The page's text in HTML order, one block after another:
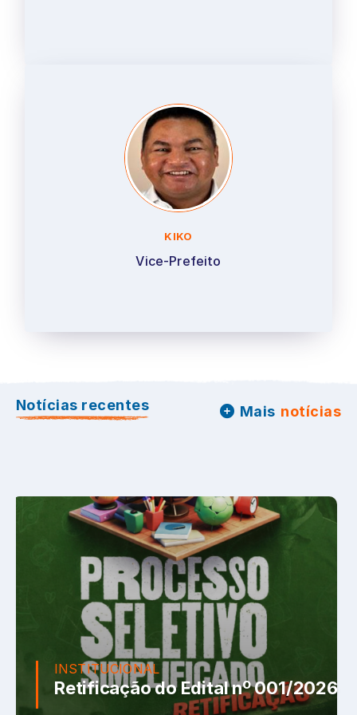
KIKO
Vice-Prefeito
Notícias recentes Mais notícias
INSTITUCIONAL
Retificação do Edital nº 001/2026